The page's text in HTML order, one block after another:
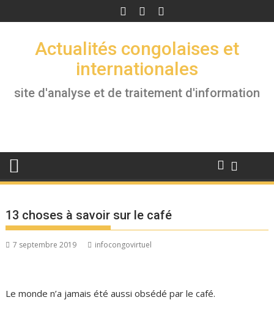
to
Actualités congolaises et
internationales
site d'analyse et de traitement d'information
13 choses à savoir sur le café
7 septembre 2019 infocongovirtuel
Le monde n’a jamais été aussi obsédé par le café.